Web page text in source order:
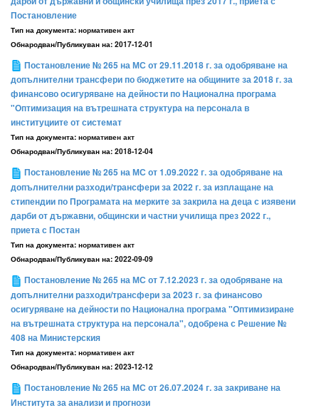
Постановление
Тип на документа: нормативен акт
Обнародван/Публикуван на: 2017-12-01
Постановление № 265 на МС от 29.11.2018 г. за одобряване на
допълнителни трансфери по бюджетите на общините за 2018 г. за
финансово осигуряване на дейности по Национална програма
"Оптимизация на вътрешната структура на персонала в
институциите от системат
Тип на документа: нормативен акт
Обнародван/Публикуван на: 2018-12-04
Постановление № 265 на МС от 1.09.2022 г. за одобряване на
допълнителни разходи/трансфери за 2022 г. за изплащане на
стипендии по Програмата на мерките за закрила на деца с изявени
дарби от държавни, общински и частни училища през 2022 г.,
приета с Постан
Тип на документа: нормативен акт
Обнародван/Публикуван на: 2022-09-09
Постановление № 265 на МС от 7.12.2023 г. за одобряване на
допълнителни разходи/трансфери за 2023 г. за финансово
осигуряване на дейности по Национална програма "Оптимизиране
на вътрешната структура на персонала", одобрена с Решение №
408 на Министерския
Тип на документа: нормативен акт
Обнародван/Публикуван на: 2023-12-12
Постановление № 265 на МС от 26.07.2024 г. за закриване на
Института за анализи и прогнози